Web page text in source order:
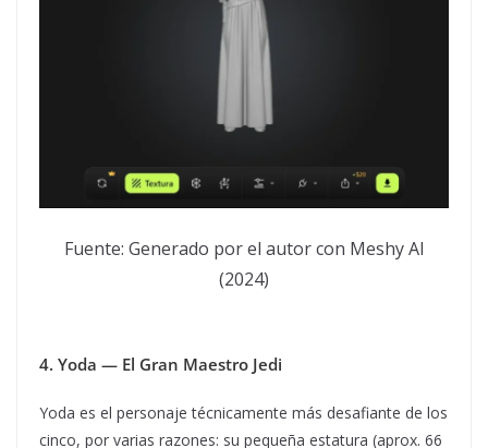
Fuente: Generado por el autor con Meshy AI
(2024)
4. Yoda — El Gran Maestro Jedi
Yoda es el personaje técnicamente más desafiante de los
cinco, por varias razones: su pequeña estatura (aprox. 66